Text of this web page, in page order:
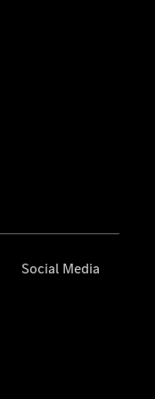
Social Media